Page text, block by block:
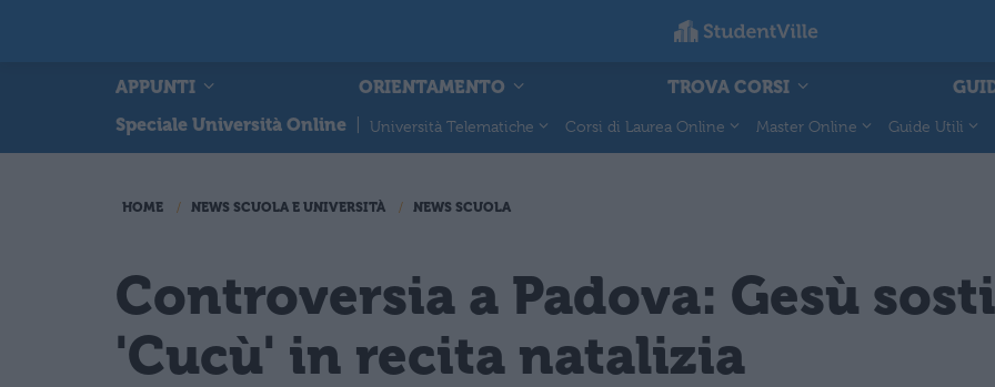
APPUNTI ORIENTAMENTO TROVA CORSI
Speciale Università Online
Università Telematiche Corsi di Laurea Online Master Online Guide Utili
HOME NEWS SCUOLA E UNIVERSITÀ NEWS SCUOLA
Controversia a Padova: Gesù
'Cucù' in recita natalizia